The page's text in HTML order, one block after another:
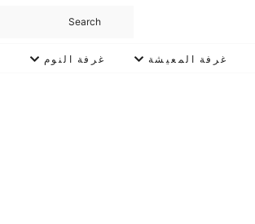
غرفة المعيشة غرفة النوم